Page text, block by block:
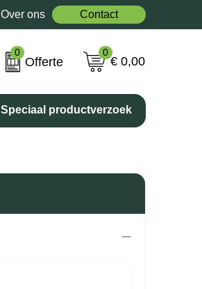
Over ons Contact
0
Offerte
0
€ 0,00
Speciaal productverzoek